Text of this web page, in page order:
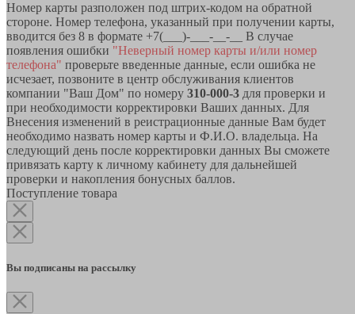
Номер карты разположен под штрих-кодом на обратной
стороне. Номер телефона, указанный при получении карты,
вводится без 8 в формате +7(___)-___-__-__ В случае
появления ошибки "Неверный номер карты и/или номер
телефона" проверьте введенные данные, если ошибка не
исчезает, позвоните в центр обслуживания клиентов
компании "Ваш Дом" по номеру 310-000-3 для проверки и
при необходимости корректировки Ваших данных. Для
Внесения изменений в реистрационные данные Вам будет
необходимо назвать номер карты и Ф.И.О. владельца. На
следующий день после корректировки данных Вы сможете
привязать карту к личному кабинету для дальнейшей
проверки и накопления бонусных баллов.
Поступление товара
Вы подписаны на рассылку